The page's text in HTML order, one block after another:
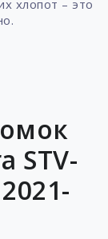
хлопот – это
STV-